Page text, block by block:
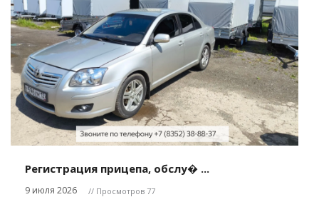
Регистрация прицепа, обслу� ...
9 июля 2026 // Просмотров 77